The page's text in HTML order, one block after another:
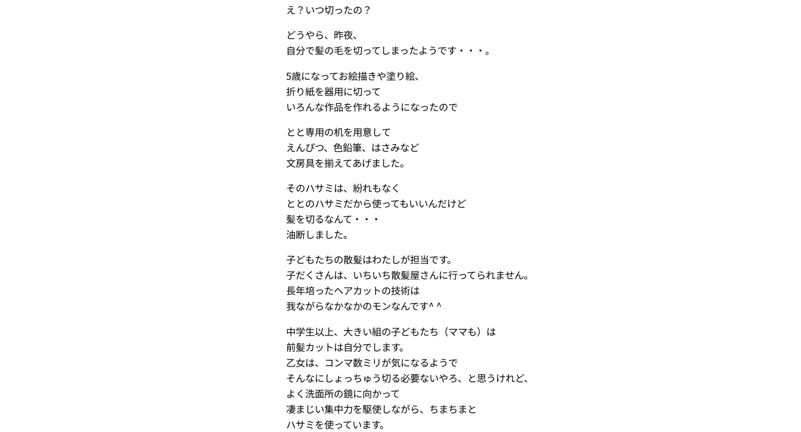
え？いつ切ったの？
どうやら、昨夜、
自分で髪の毛を切ってしまったようです・・・。
5歳になってお絵描きや塗り絵、
折り紙を器用に切って
いろんな作品を作れるようになったので
とと専用の机を用意して
えんぴつ、色鉛筆、はさみなど
文房具を揃えてあげました。
そのハサミは、紛れもなく
ととのハサミだから使ってもいいんだけど
髪を切るなんて・・・
油断しました。
子どもたちの散髪はわたしが担当です。
子だくさんは、いちいち散髪屋さんに行ってられません。
長年培ったヘアカットの技術は
我ながらなかなかのモンなんです^ ^
中学生以上、大きい組の子どもたち（ママも）は
前髪カットは自分でします。
乙女は、コンマ数ミリが気になるようで
そんなにしょっちゅう切る必要ないやろ、と思うけれど、
よく洗面所の鏡に向かって
凄まじい集中力を駆使しながら、ちまちまと
ハサミを使っています。